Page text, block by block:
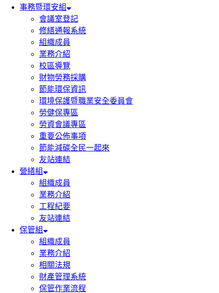
事務暨環安組
會議室登記
修繕通報系統
組織成員
業務介紹
校區導覽
財物勞務採購
節能環保資訊
環境保護暨職業安全委員會
勞健保專區
勞資會議專區
重要公佈事項
節能減碳全民一起來
友站連結
營繕組
組織成員
業務介紹
工程紀要
友站連結
保管組
組織成員
業務介紹
相關法規
財產管理系統
保管作業流程